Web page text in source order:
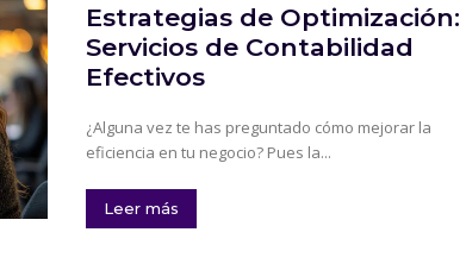
Estrategias de Optimización:
Servicios de Contabilidad
Efectivos
¿Alguna vez te has preguntado cómo mejorar la
eficiencia en tu negocio? Pues la...
Leer más